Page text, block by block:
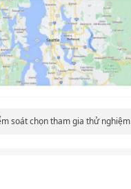
soát chọn tham gia thử nghiệm